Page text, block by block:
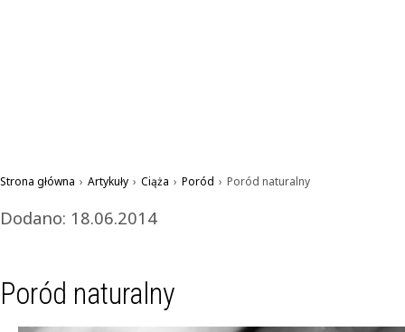
Strona główna › Artykuły › Ciąża › Poród › Poród naturalny
Dodano: 18.06.2014
Poród naturalny